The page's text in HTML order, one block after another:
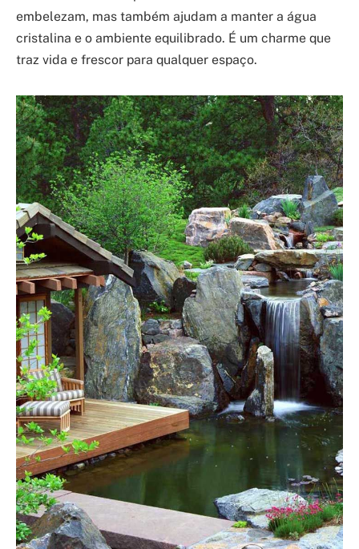
embelezam, mas também ajudam a manter a água
cristalina e o ambiente equilibrado. É um charme que
traz vida e frescor para qualquer espaço.